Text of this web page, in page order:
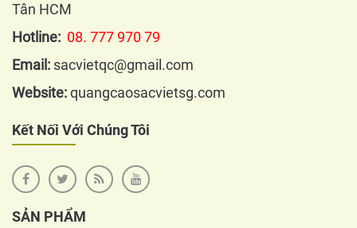
Tân HCM
Hotline: 08. 777 970 79
Email: sacvietqc@gmail.com
Website:quangcaosacvietsg.com
Kết Nối Với Chúng Tôi
SẢN PHẨM